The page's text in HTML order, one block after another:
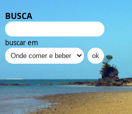
BUSCA
buscar em